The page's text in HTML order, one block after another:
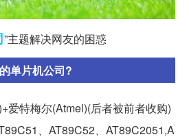
”主题解决网友的困惑
单片机公司?
爱特梅尔(Atmel)(后者被前者收购)
、AT89C52、AT89C2051,A